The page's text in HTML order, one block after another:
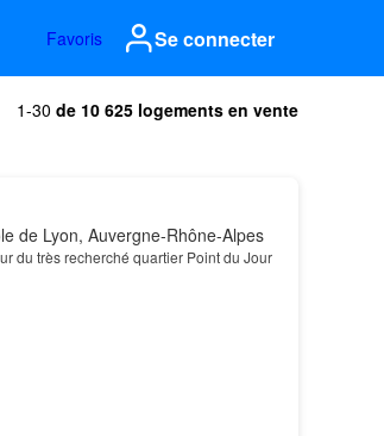
Favoris Se connecter
1-30 de 10 625 logements en vente
de Lyon, Auvergne-Rhône-Alpes
du très recherché quartier Point du Jour